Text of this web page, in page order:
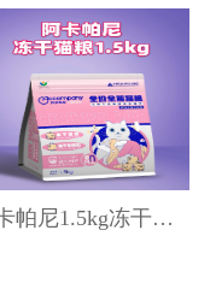
阿卡帕尼1.5kg冻干猫粮